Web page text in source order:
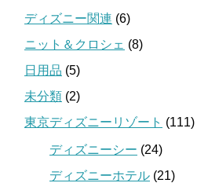
ディズニー関連 (6)
ニット＆クロシェ (8)
日用品 (5)
未分類 (2)
東京ディズニーリゾート (111)
ディズニーシー (24)
ディズニーホテル (21)